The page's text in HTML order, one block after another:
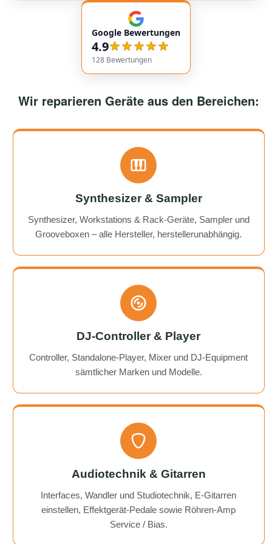
empfehlenswert! Very friendly and professional
communication. Responses came very quickly, and the
service overall was extremely friendly and reliable.
Highly recommended!
Google Bewertungen
4.9
128 Bewertungen
Wir reparieren Geräte aus den Bereichen:
Synthesizer & Sampler
Synthesizer, Workstations & Rack-Geräte, Sampler und
Grooveboxen – alle Hersteller, herstellerunabhängig.
DJ-Controller & Player
Controller, Standalone-Player, Mixer und DJ-Equipment
sämtlicher Marken und Modelle.
Audiotechnik & Gitarren
Interfaces, Wandler und Studiotechnik, E-Gitarren
einstellen, Effektgerät-Pedale sowie Röhren-Amp
Service / Bias.